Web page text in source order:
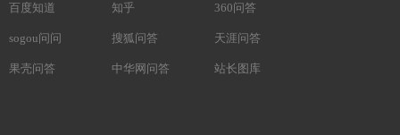
百度知道 知乎 360问答
sogou问问 搜狐问答 天涯问答
果壳问答 中华网问答 站长图库